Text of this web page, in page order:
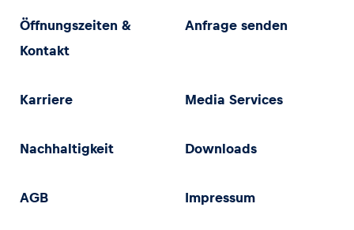
Öffnungszeiten &
Kontakt
Anfrage senden
Karriere Media Services
Nachhaltigkeit Downloads
AGB Impressum